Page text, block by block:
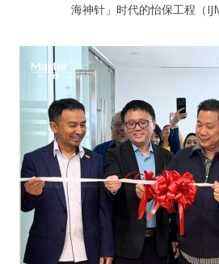
海神针」时代的怡保工程（